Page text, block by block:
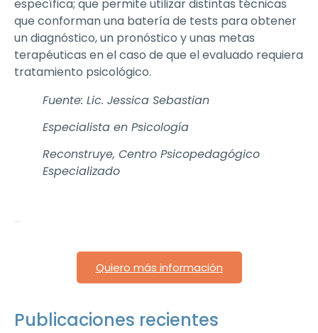
específica; que permite utilizar distintas técnicas
que conforman una batería de tests para obtener
un diagnóstico, un pronóstico y unas metas
terapéuticas en el caso de que el evaluado requiera
tratamiento psicológico.
Fuente: Lic. Jessica Sebastian
Especialista en Psicología
Reconstruye, Centro Psicopedagógico
Especializado
Quiero más información
Publicaciones recientes